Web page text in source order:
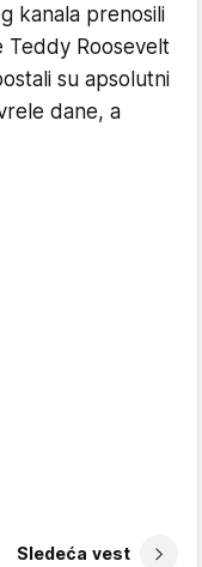
kanala prenosili
Teddy Roosevelt
su apsolutni
dane, a
Sledeća vest